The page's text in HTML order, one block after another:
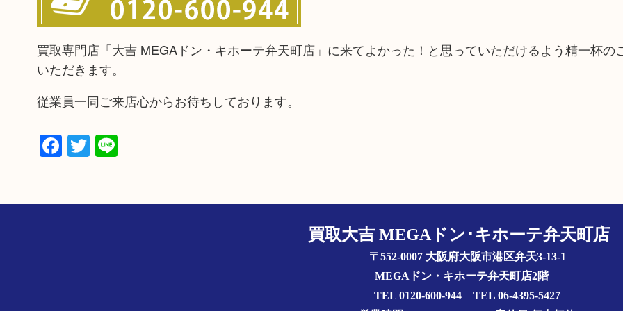
買取専門店「大吉 MEGAドン・キホーテ弁天町店」に来てよかった！と思っていただけるよう精一杯の
いただきます。
従業員一同ご来店心からお待ちしております。
Facebook
Twitter
Line
買取大吉 MEGAドン･キホーテ弁天町店
〒552-0007 大阪府大阪市港区弁天3-13-1
MEGAドン・キホーテ弁天町店2階
TEL 0120-600-944 TEL 06-4395-5427